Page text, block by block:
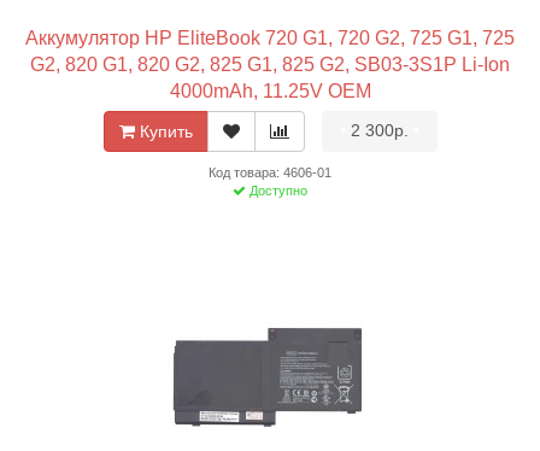
Аккумулятор HP EliteBook 720 G1, 720 G2, 725 G1, 725
G2, 820 G1, 820 G2, 825 G1, 825 G2, SB03-3S1P Li-Ion
4000mAh, 11.25V OEM
Купить 2 300р.
Код товара: 4606-01
Доступно